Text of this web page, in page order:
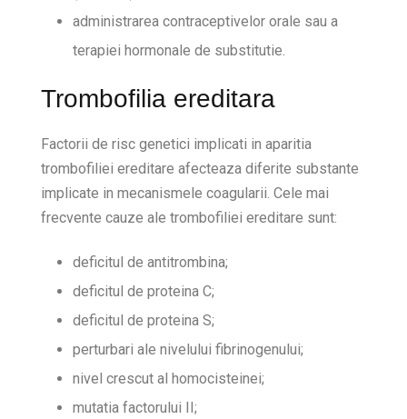
administrarea contraceptivelor orale sau a
terapiei hormonale de substitutie.
Trombofilia ereditara
Factorii de risc genetici implicati in aparitia
trombofiliei ereditare afecteaza diferite substante
implicate in mecanismele coagularii. Cele mai
frecvente cauze ale trombofiliei ereditare sunt:
deficitul de antitrombina;
deficitul de proteina C;
deficitul de proteina S;
perturbari ale nivelului fibrinogenului;
nivel crescut al homocisteinei;
mutatia factorului II;